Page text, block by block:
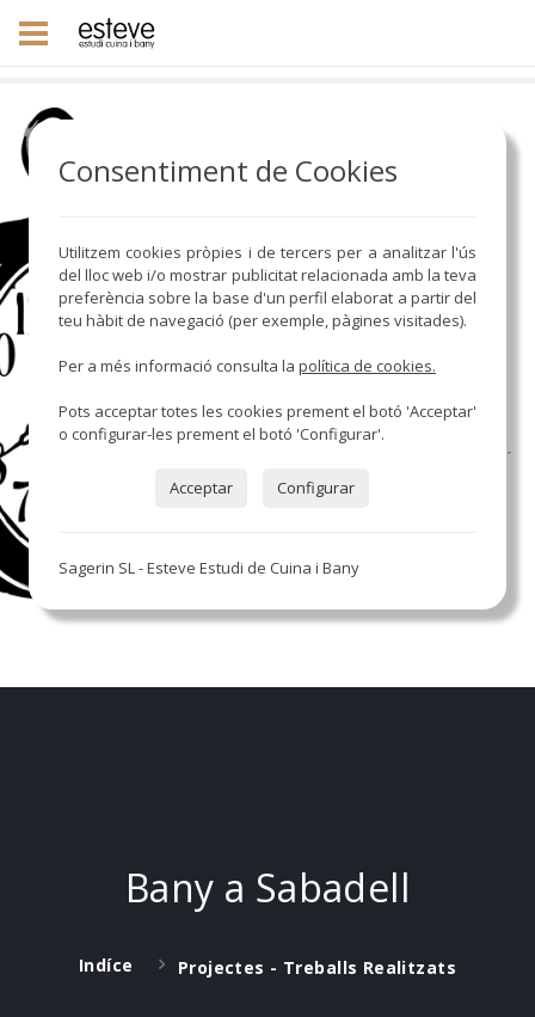
Consentiment de Cookies
Utilitzem cookies pròpies i de tercers per a analitzar l'ús
del lloc web i/o mostrar publicitat relacionada amb la teva
preferència sobre la base d'un perfil elaborat a partir del
teu hàbit de navegació (per exemple, pàgines visitades).
Per a més informació consulta la política de cookies.
Pots acceptar totes les cookies prement el botó 'Acceptar'
o configurar-les prement el botó 'Configurar'.
Acceptar Configurar
Sagerin SL - Esteve Estudi de Cuina i Bany
Bany a Sabadell
Indíce Projectes - Treballs Realitzats